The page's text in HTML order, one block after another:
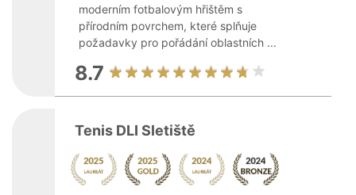
moderním fotbalovým hřištěm s
přírodním povrchem, které splňuje
požadavky pro pořádání oblastních ...
8.7
Tenis DLI Sletiště